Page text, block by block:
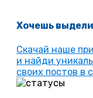
Хочешь
Скачай наше
и найди
своих постов в